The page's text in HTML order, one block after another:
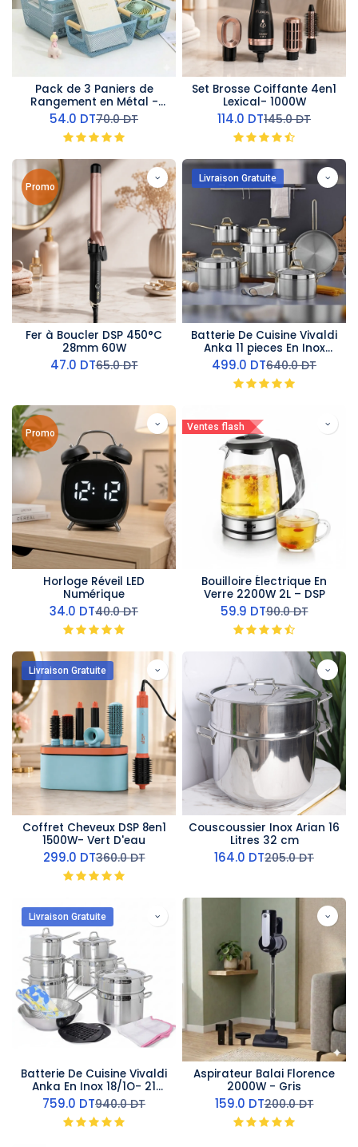
Pack de 3 Paniers de
Rangement en Métal -
Bleu
54.0 DT70.0DT
Set Brosse Coiffante 4en1
Lexical- 1000W
114.0 DT145.0DT
Promo
Fer à Boucler DSP 450°C
28mm 60W
47.0 DT65.0DT
Livraison Gratuite
Batterie De Cuisine Vivaldi
Anka 11 pieces En Inox
18/10 Doré
499.0 DT640.0DT
Promo
Horloge Réveil LED
Numérique
34.0 DT40.0DT
Ventes flash
Bouilloire Électrique En
Verre 2200W 2L – DSP
59.9 DT90.0DT
Livraison Gratuite
Coffret Cheveux DSP 8en1
1500W- Vert D'eau
299.0 DT360.0DT
Couscoussier Inox Arian 16
Litres 32 cm
164.0 DT205.0DT
Livraison Gratuite
Batterie De Cuisine Vivaldi
Anka En Inox 18/1O- 21
Pieces
759.0 DT940.0DT
Aspirateur Balai Florence
2000W - Gris
159.0 DT200.0DT